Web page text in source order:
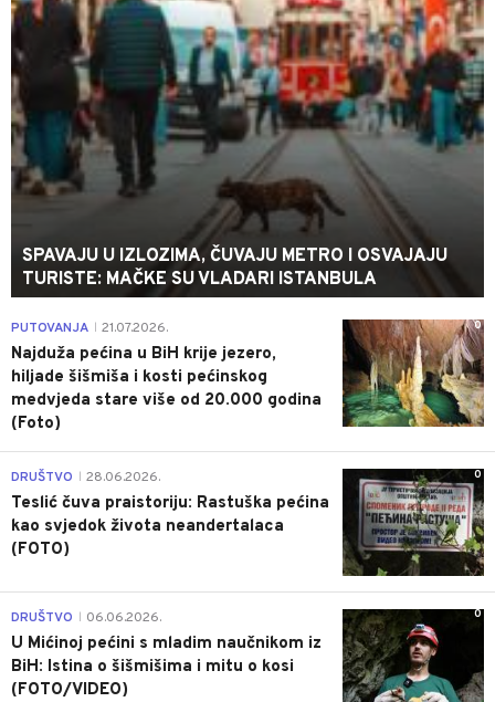
SPAVAJU U IZLOZIMA, ČUVAJU METRO I OSVAJAJU
TURISTE: MAČKE SU VLADARI ISTANBULA
0
PUTOVANJA 21.07.2026.
Najduža pećina u BiH krije jezero,
hiljade šišmiša i kosti pećinskog
medvjeda stare više od 20.000 godina
(Foto)
0
DRUŠTVO 28.06.2026.
Teslić čuva praistoriju: Rastuška pećina
kao svjedok života neandertalaca
(FOTO)
0
DRUŠTVO 06.06.2026.
U Mićinoj pećini s mladim naučnikom iz
BiH: Istina o šišmišima i mitu o kosi
(FOTO/VIDEO)